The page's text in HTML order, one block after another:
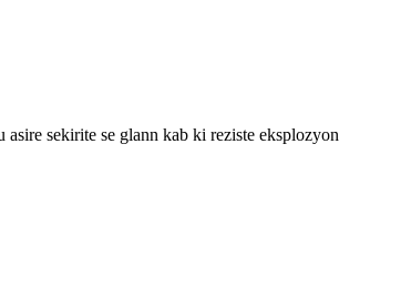
sekirite se glann kab ki reziste eksplozyon